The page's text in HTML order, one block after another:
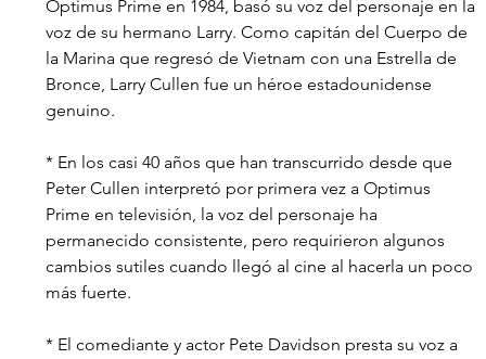
Optimus Prime en 1984, basó su voz del personaje en la
voz de su hermano Larry. Como capitán del Cuerpo de
la Marina que regresó de Vietnam con una Estrella de
Bronce, Larry Cullen fue un héroe estadounidense
genuino.
* En los casi 40 años que han transcurrido desde que
Peter Cullen interpretó por primera vez a Optimus
Prime en televisión, la voz del personaje ha
permanecido consistente, pero requirieron algunos
cambios sutiles cuando llegó al cine al hacerla un poco
más fuerte.
* El comediante y actor Pete Davidson presta su voz a